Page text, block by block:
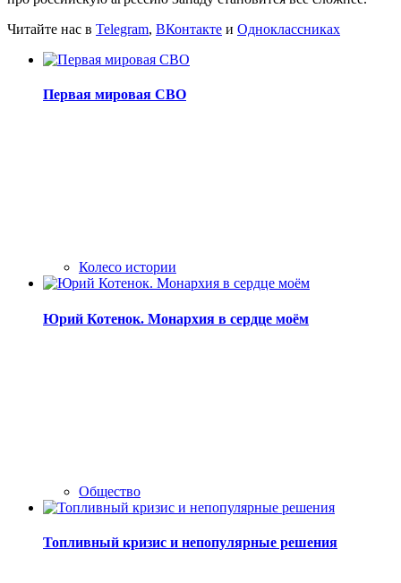
Читайте нас в Telegram, ВКонтакте и Одноклассниках
Первая мировая СВО
Колесо истории
Юрий Котенок. Монархия в сердце моём
Общество
Топливный кризис и непопулярные решения